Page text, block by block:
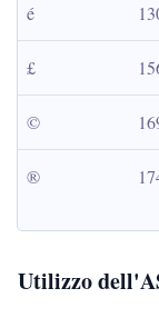
é
£
©
®
Utilizzo